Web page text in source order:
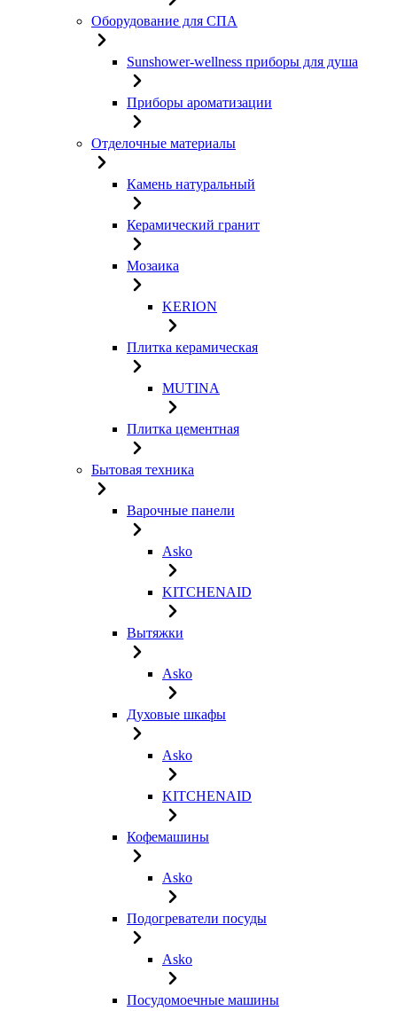
Оборудование для СПА
Sunshower-wellness приборы для душа
Приборы ароматизации
Отделочные материалы
Камень натуральный
Керамический гранит
Мозаика
KERION
Плитка керамическая
MUTINA
Плитка цементная
Бытовая техника
Варочные панели
Asko
KITCHENAID
Вытяжки
Asko
Духовые шкафы
Asko
KITCHENAID
Кофемашины
Asko
Подогреватели посуды
Asko
Посудомоечные машины